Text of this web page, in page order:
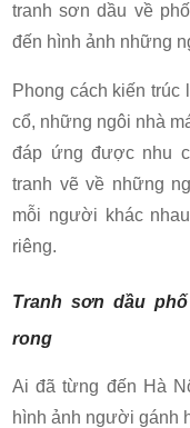
tranh sơn dầu về
đến hình ảnh những
Phong cách kiến trúc
cổ, những ngôi nhà
đáp ứng được nhu
tranh vẽ về những
mỗi người khác
riêng.
Tranh sơn dầu
rong
Ai đã từng đến Hà
hình ảnh người gánh